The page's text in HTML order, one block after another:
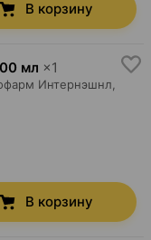
В корзину
мл ×1
Интернэшнл
В корзину